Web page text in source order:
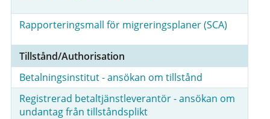
Rapporteringsmall för migreringsplaner (SCA)
Tillstånd/Authorisation
Betalningsinstitut - ansökan om tillstånd
Registrerad betaltjänstleverantör - ansökan om
undantag från tillståndsplikt